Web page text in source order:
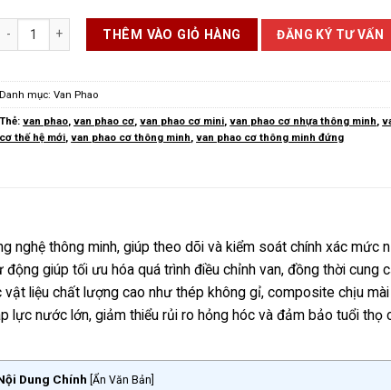
Van Phao Cơ Thế Hệ Mới số lượng
THÊM VÀO GIỎ HÀNG ĐĂNG KÝ TƯ VẤN
Danh mục:Van Phao
Thẻ:van phao,van phao cơ,van phao cơ mini,van phao cơ nhựa thông minh,
cơ thế hệ mới,van phao cơ thông minh,van phao cơ thông minh đứng
nghệ thông minh, giúp theo dõi và kiểm soát chính xác mức
giúp tối ưu hóa quá trình điều chỉnh van, đồng thời cung
liệu chất lượng cao như thép không gỉ, composite chịu
lực nước lớn, giảm thiểu rủi ro hỏng hóc và đảm bảo tuổi thọ
Dung Chính Ẩn Văn Bản